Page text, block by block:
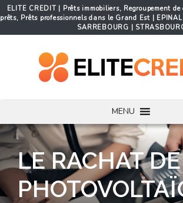
ELITE CREDIT | Prêts immobiliers, Regroupement
prêts, Prêts professionnels dans le Grand Est | EPINAL
SARREBOURG |
MENU
LE RACHAT